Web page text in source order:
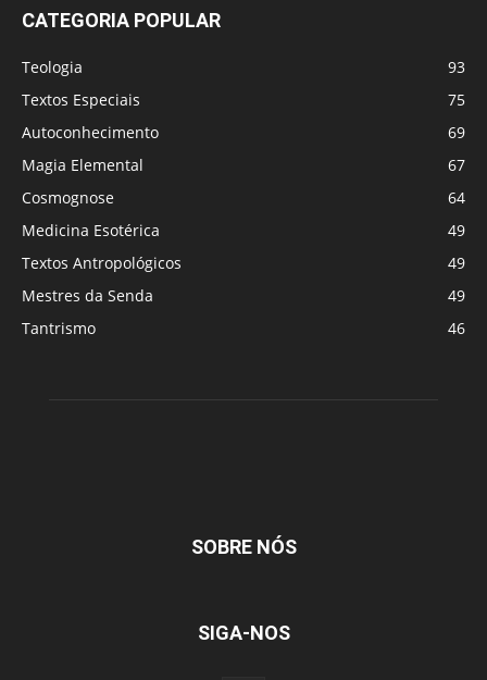
CATEGORIA POPULAR
Teologia
93
Textos Especiais
75
Autoconhecimento
69
Magia Elemental
67
Cosmognose
64
Medicina Esotérica
49
Textos Antropológicos
49
Mestres da Senda
49
Tantrismo
46
SOBRE NÓS
SIGA-NOS